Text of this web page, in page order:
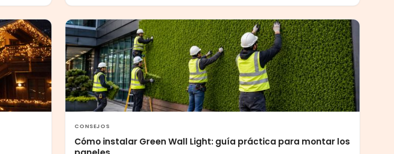
CONSEJOS
Cómo instalar Green Wall Light: guía práctica para montar los